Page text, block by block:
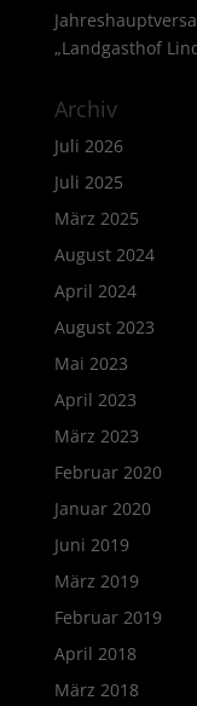
„Landgasthof
Archiv
Juli 2026
Juli 2025
März 2025
August 2024
April 2024
August 2023
Mai 2023
April 2023
März 2023
Februar 2020
Januar 2020
Juni 2019
März 2019
Februar 2019
April 2018
März 2018